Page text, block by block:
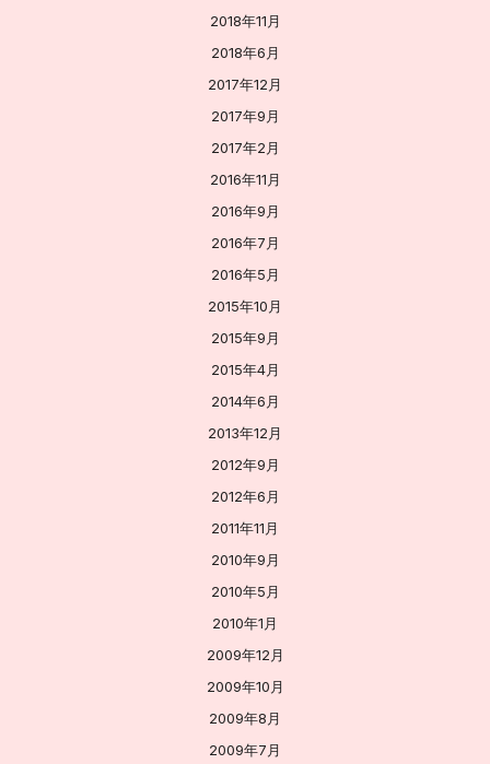
2018年11月
2018年6月
2017年12月
2017年9月
2017年2月
2016年11月
2016年9月
2016年7月
2016年5月
2015年10月
2015年9月
2015年4月
2014年6月
2013年12月
2012年9月
2012年6月
2011年11月
2010年9月
2010年5月
2010年1月
2009年12月
2009年10月
2009年8月
2009年7月